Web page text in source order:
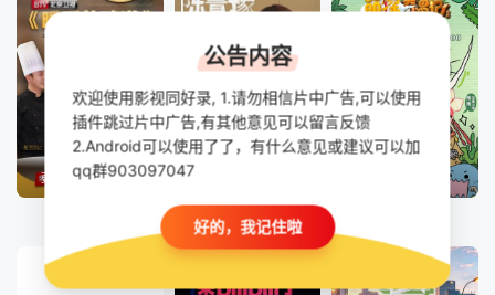
20250616上 20250617中
20250623上 20250624中
20250625下
20250630上 20250701中
更新至20260806期
陈鲁豫·慢谈
公告内容
欢迎使用影视同好录, 1.请勿相信片中广告,可以使用
插件跳过片中广告,有其他意见可以留言反馈
2.Android可以使用了了，有什么意见或建议可以加
qq群903097047
好的，我记住啦